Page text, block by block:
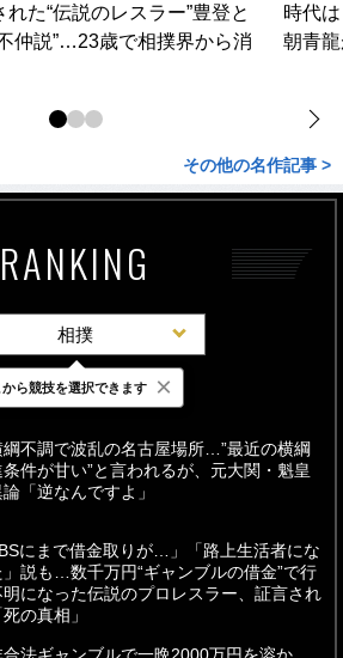
た“伝説のレスラー”豊登と
仲説”…23歳で相撲界から消
時代
朝青
その他の名作記事 >
RANKING
相撲
24時間 週間
綱不調で波乱の名古屋場所…”最近の横綱
件が甘い”と言われるが、元大関・魁皇
「逆なんですよ」
にまで借金取りが…」「路上生活者にな
」説も…数千万円“ギャンブルの借金”で行
明になった伝説のプロレスラー、証言され
の真相」
から競技を選択できます ×